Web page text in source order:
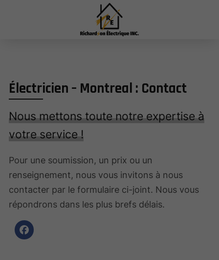
Électricien – Montreal : Contact
Nous mettons toute notre expertise à
votre service !
Pour une soumission, un prix ou un
renseignement, nous vous invitons à nous
contacter par le formulaire ci-joint. Nous vous
répondrons dans les plus brefs délais.